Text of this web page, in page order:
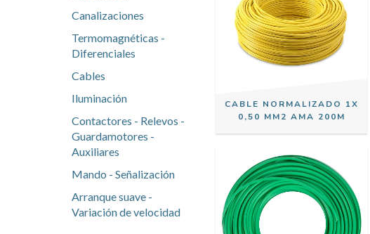
Canalizaciones
Termomagnéticas -
Diferenciales
Cables
Iluminación
Contactores - Relevos -
Guardamotores -
Auxiliares
Mando - Señalización
Arranque suave -
Variación de velocidad
CABLE NORMALIZADO 1X
0,50 MM2 AMA 200M